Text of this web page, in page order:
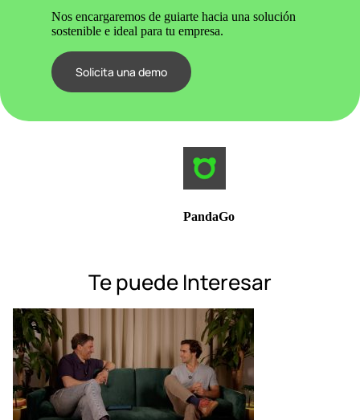
Nos encargaremos de guiarte hacia una solución
sostenible e ideal para tu empresa.
Solicita una demo
PandaGo
Te puede Interesar